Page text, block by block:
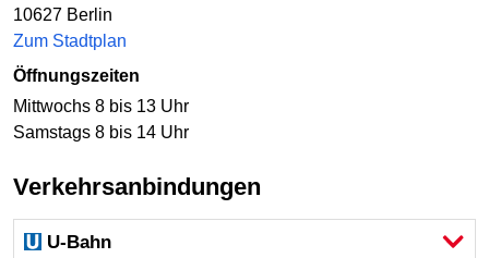
10627 Berlin
Zum Stadtplan
Öffnungszeiten
Mittwochs 8 bis 13 Uhr
Samstags 8 bis 14 Uhr
Verkehrsanbindungen
U-Bahn